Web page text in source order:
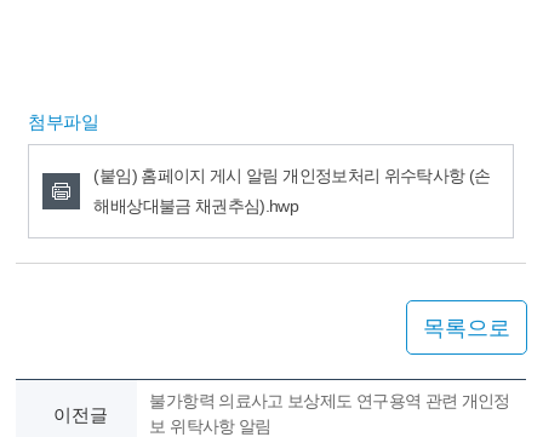
첨부파일
(붙임) 홈페이지 게시 알림 개인정보처리 위수탁사항 (손
해배상대불금 채권추심).hwp
목록으로
이전글
불가항력 의료사고 보상제도 연구용역 관련 개인정
보 위탁사항 알림